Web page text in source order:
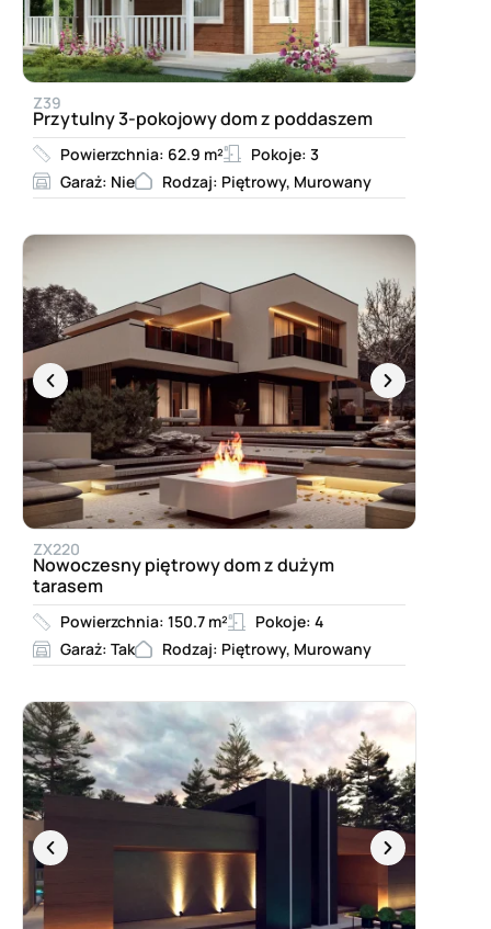
Z39
Przytulny 3-pokojowy dom z poddaszem
Powierzchnia: 62.9 m²
Pokoje: 3
Garaż: Nie
Rodzaj: Piętrowy, Murowany
ZX220
Nowoczesny piętrowy dom z dużym
tarasem
Powierzchnia: 150.7 m²
Pokoje: 4
Garaż: Tak
Rodzaj: Piętrowy, Murowany